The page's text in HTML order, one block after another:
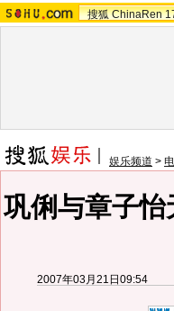
搜狐 ChinaRen
娱乐频道 >
巩俐与章子
2007年03月21日09:54